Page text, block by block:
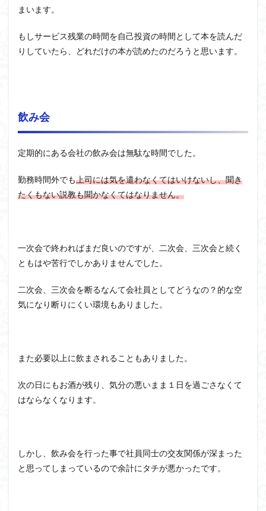
まいます。
もしサービス残業の時間を自己投資の時間として本を読んだ
りしていたら、どれだけの本が読めたのだろうと思います。
飲み会
定期的にある会社の飲み会は無駄な時間でした。
勤務時間外でも上司には気を遣わなくてはいけないし、聞き
たくもない説教も聞かなくてはなりません。
一次会で終わればまだ良いのですが、二次会、三次会と続く
ともはや苦行でしかありませんでした。
二次会、三次会を断るなんて会社員としてどうなの？的な空
気になり断りにくい環境もありました。
また必要以上に飲まされることもありました。
次の日にもお酒が残り、気分の悪いまま１日を過ごさなくて
はならなくなります。
しかし、飲み会を行った事で社員同士の交友関係が深まった
と思ってしまっているので余計にタチが悪かったです。